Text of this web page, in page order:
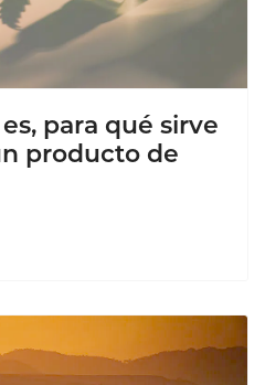
para qué sirve
producto de